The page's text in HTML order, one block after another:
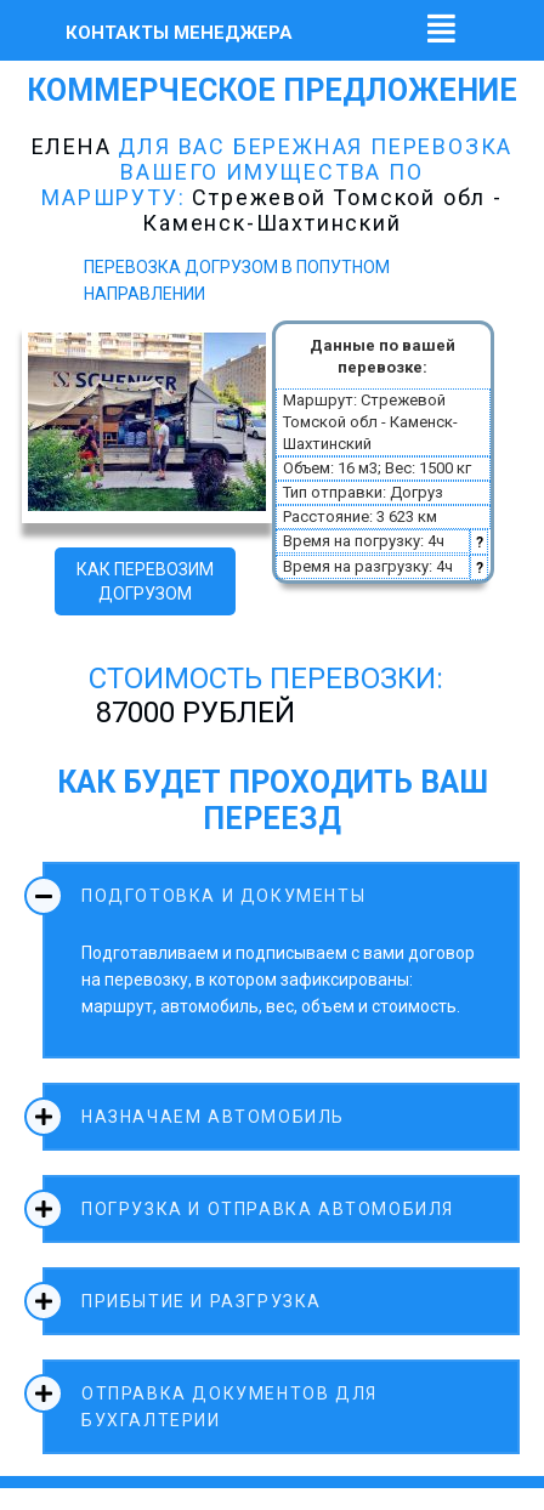
КОНТАКТЫ МЕНЕДЖЕРА
КОММЕРЧЕСКОЕ ПРЕДЛОЖЕНИЕ
ЕЛЕНА ДЛЯ ВАС БЕРЕЖНАЯ ПЕРЕВОЗКА
ВАШЕГО ИМУЩЕСТВА ПО
МАРШРУТУ: Стрежевой Томской обл -
Каменск-Шахтинский
КАК ПЕРЕВОЗИМ
ДОГРУЗОМ
Данные по вашей
перевозке:
Маршрут: Стрежевой
Томской обл - Каменск-
Шахтинский
Объем: 16 м3; Вес: 1500 кг
Тип отправки: Догруз
Расстояние: 3 623 км
Время на погрузку: 4ч
?
Время на разгрузку: 4ч ?
ПЕРЕВОЗКА ДОГРУЗОМ В ПОПУТНОМ
НАПРАВЛЕНИИ
СТОИМОСТЬ ПЕРЕВОЗКИ:
87000 РУБЛЕЙ
КАК БУДЕТ ПРОХОДИТЬ ВАШ
ПЕРЕЕЗД
ПОДГОТОВКА И ДОКУМЕНТЫ
Подготавливаем и подписываем с вами договор
на перевозку, в котором зафиксированы:
маршрут, автомобиль, вес, объем и стоимость.
НАЗНАЧАЕМ АВТОМОБИЛЬ
ПОГРУЗКА И ОТПРАВКА АВТОМОБИЛЯ
ПРИБЫТИЕ И РАЗГРУЗКА
ОТПРАВКА ДОКУМЕНТОВ ДЛЯ
БУХГАЛТЕРИИ